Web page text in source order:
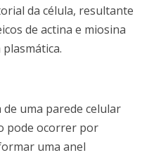
da célula, resultante
de actina e miosina
de uma parede celular
pode ocorrer por
uma anel